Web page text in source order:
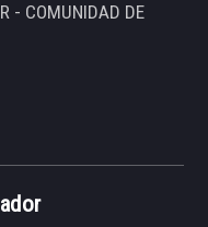
- COMUNIDAD DE